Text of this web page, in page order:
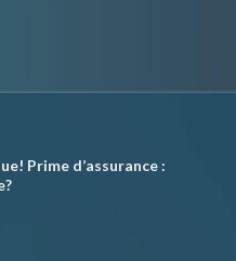
Prime d’assurance :